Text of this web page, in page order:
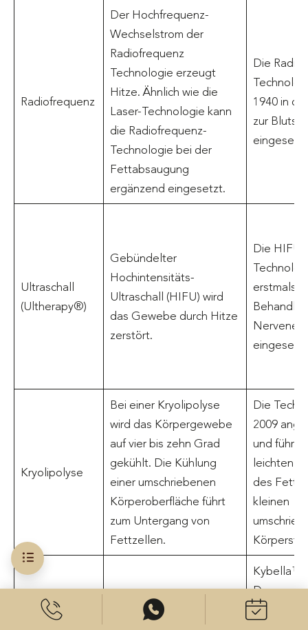
Radiofrequenz
Der Hochfrequenz-
Wechselstrom der
Radiofrequenz
Technologie erzeugt
Hitze. Ähnlich wie die
Laser-Technologie kann
die Radiofrequenz-
Technologie bei der
Fettabsaugung
ergänzend eingesetzt.
Die
1940 in
zur
eingesetzt
Ultraschall
(Ultherapy®)
Gebündelter
Hochintensitäts-
Ultraschall (HIFU) wird
das Gewebe durch Hitze
zerstört.
Die HIFU-
erstmals
eingesetzt
Kryolipolyse
Bei einer Kryolipolyse
wird das Körpergewebe
auf vier bis zehn Grad
gekühlt. Die Kühlung
einer umschriebenen
Körperoberfläche führt
zum Untergang von
Fettzellen.
Die
2009
und führt
leichten
des
kleinen
Kybella™,
oder ATX-